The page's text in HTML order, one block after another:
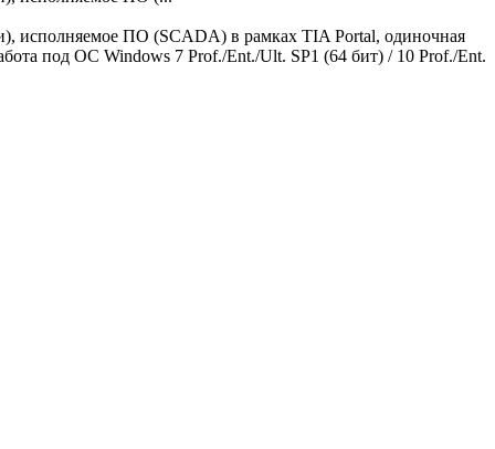
исполняемое ПО (SCADA) в рамках TIA Portal, одиночная
под ОС Windows 7 Prof./Ent./Ult. SP1 (64 бит) / 10 Prof./Ent.